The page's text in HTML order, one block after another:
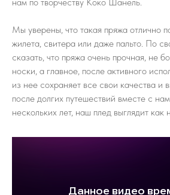
Мы уверены, что такая пряжа отлично
жилета, свитера или даже пальто. По
сказать, что пряжа очень прочная, не
носки, а главное, после активного
из нее сохраняет все свои качества
после долгих путешествий вместе с
нескольких лет, наш плед выглядит как